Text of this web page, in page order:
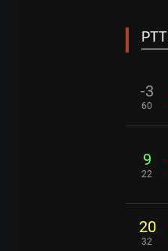
-3
60
9
22
20
32